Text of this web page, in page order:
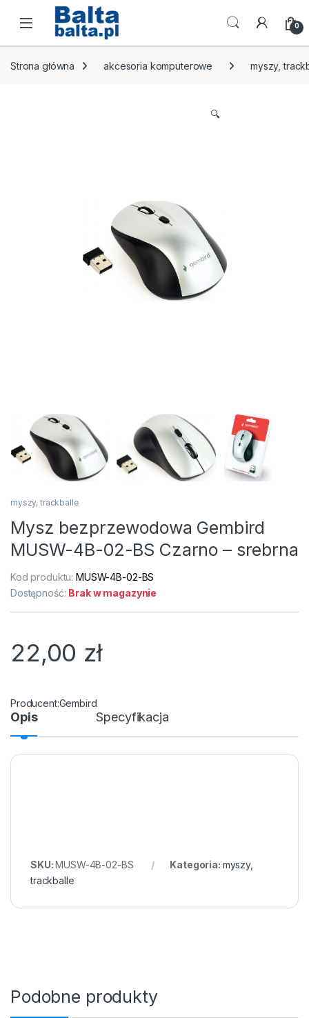
Skip to navigation
Skip to content
Open 0
Strona główna akcesoria komputerowe myszy,
🔍
myszy, trackballe
Mysz bezprzewodowa Gembird
MUSW-4B-02-BS Czarno – srebrna
Kod produktu:MUSW-4B-02-BS
Dostępność: Brak w magazynie
22,00 zł
Gembird
Opis Specyfikacja
SKU:MUSW-4B-02-BS Kategoria: myszy,
trackballe
Podobne produkty